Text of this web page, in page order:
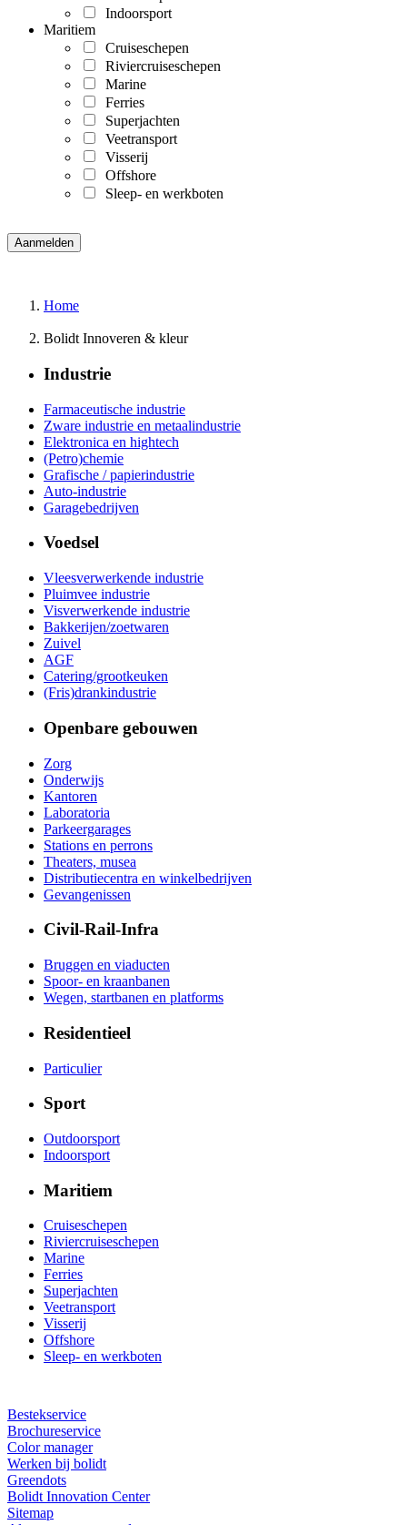
Indoorsport
Maritiem
Cruiseschepen
Riviercruiseschepen
Marine
Ferries
Superjachten
Veetransport
Visserij
Offshore
Sleep- en werkboten
Home
Bolidt Innoveren & kleur
Industrie
Farmaceutische industrie
Zware industrie en metaalindustrie
Elektronica en hightech
(Petro)chemie
Grafische / papierindustrie
Auto-industrie
Garagebedrijven
Voedsel
Vleesverwerkende industrie
Pluimvee industrie
Visverwerkende industrie
Bakkerijen/zoetwaren
Zuivel
AGF
Catering/grootkeuken
(Fris)drankindustrie
Openbare gebouwen
Zorg
Onderwijs
Kantoren
Laboratoria
Parkeergarages
Stations en perrons
Theaters, musea
Distributiecentra en winkelbedrijven
Gevangenissen
Civil-Rail-Infra
Bruggen en viaducten
Spoor- en kraanbanen
Wegen, startbanen en platforms
Residentieel
Particulier
Sport
Outdoorsport
Indoorsport
Maritiem
Cruiseschepen
Riviercruiseschepen
Marine
Ferries
Superjachten
Veetransport
Visserij
Offshore
Sleep- en werkboten
Bestekservice
Brochureservice
Color manager
Werken bij bolidt
Greendots
Bolidt Innovation Center
Sitemap